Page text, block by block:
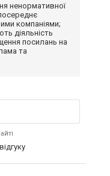
ненормативної
компаніями;
діяльність
посилань на
та